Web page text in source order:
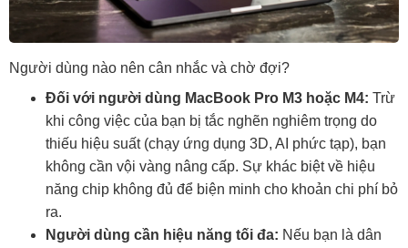
Người dùng nào nên cân nhắc và chờ đợi?
Đối với người dùng MacBook Pro M3 hoặc M4: Trừ
khi công việc của bạn bị tắc nghẽn nghiêm trọng do
thiếu hiệu suất (chạy ứng dụng 3D, AI phức tạp), bạn
không cần vội vàng nâng cấp. Sự khác biệt về hiệu
năng chip không đủ để biện minh cho khoản chi phí bỏ
ra.
Người dùng cần hiệu năng tối đa: Nếu bạn là dân